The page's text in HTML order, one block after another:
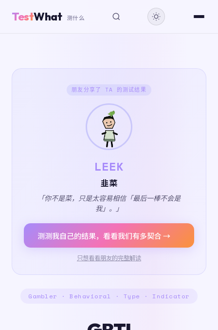
TestWhat 测什么
朋友分享了 TA 的测试结果
LEEK
韭菜
「你不是菜，只是太容易相信「最后一棒不会是
我」。」
测测我自己的结果，看看我们有多契合 →
只想看看朋友的完整解读
Gambler · Behavioral · Type · Indicator